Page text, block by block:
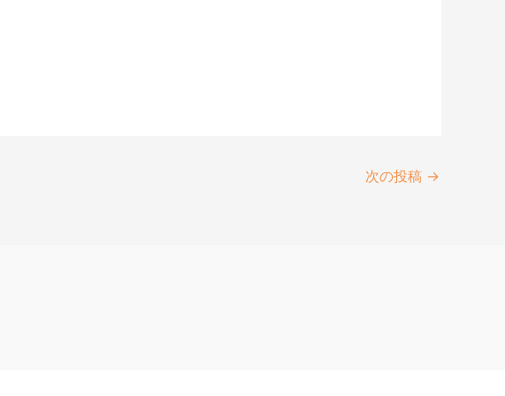
次の投稿 →